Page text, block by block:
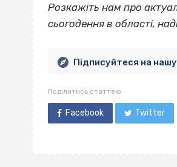
Розкажіть нам про
сьогодення в області,
Підписуйтеся на
Поділитись статтею
Facebook Twitter